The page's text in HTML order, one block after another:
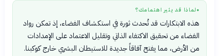
● لماذا قد يثير اهتمامك؟
هذه الابتكارات قد تُحدث ثورة في استكشاف الفضاء، إذ تمكن رواد
الفضاء من تحقيق الاكتفاء الذاتي وتقليل الاعتماد على الإمدادات
من الأرض، مما يفتح آفاقاً جديدة للاستيطان البشري خارج كوكبنا.